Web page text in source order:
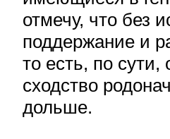
отмечу, что без
поддержание и
то есть, по
сходство
дольше.